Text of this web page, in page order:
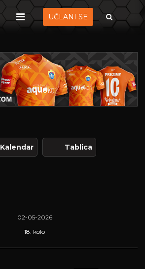
UČLANI SE
Kalendar Tablica
02-05-2026
18. kolo